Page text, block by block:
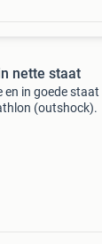
nette staat
en in goede staat
(outshock).